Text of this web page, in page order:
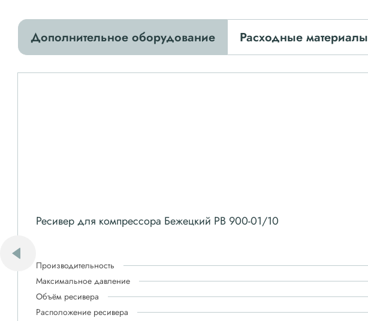
Дополнительное оборудование Расходные материалы
Ресивер для компрессора Бежецкий РВ 900-01/10
Производительность
Максимальное давление
Объём ресивера
Расположение ресивера